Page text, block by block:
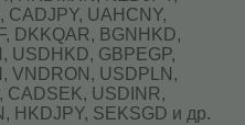
CADJPY, UAHCNY,
DKKQAR, BGNHKD,
USDHKD, GBPEGP,
VNDRON, USDPLN,
CADSEK, USDINR,
HKDJPY, SEKSGD и др.